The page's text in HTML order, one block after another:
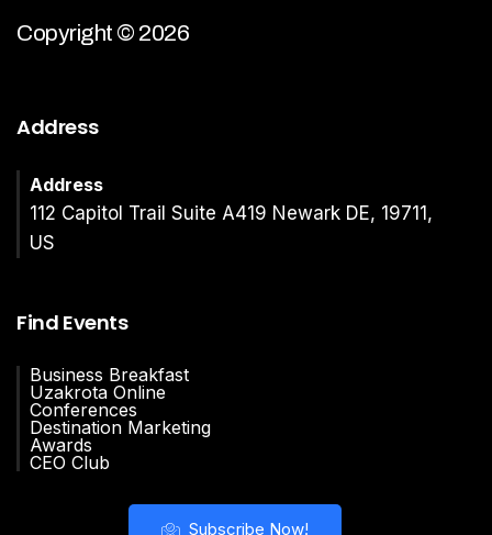
Copyright © 2026
Address
Address
112 Capitol Trail Suite A419 Newark DE, 19711,
US
Find Events
Business Breakfast
Uzakrota Online
Conferences
Destination Marketing
Awards
CEO Club
Subscribe Now!